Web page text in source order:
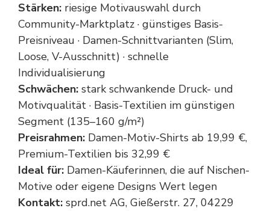
Stärken: riesige Motivauswahl durch
Community-Marktplatz · günstiges Basis-
Preisniveau · Damen-Schnittvarianten (Slim,
Loose, V-Ausschnitt) · schnelle
Individualisierung
Schwächen: stark schwankende Druck- und
Motivqualität · Basis-Textilien im günstigen
Segment (135–160 g/m²)
Preisrahmen: Damen-Motiv-Shirts ab 19,99 €,
Premium-Textilien bis 32,99 €
Ideal für: Damen-Käuferinnen, die auf Nischen-
Motive oder eigene Designs Wert legen
Kontakt: sprd.net AG, Gießerstr. 27, 04229